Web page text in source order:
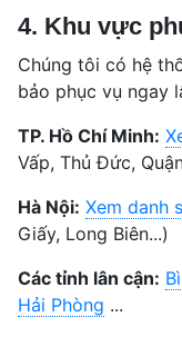
4. Khu vực
Chúng tôi có hệ
bảo phục vụ ngay
TP. Hồ Chí Minh:
Vấp, Thủ Đức,
Hà Nội: Xem danh
Giấy, Long Biên...)
Các tỉnh lân cận:
Hải Phòng ...